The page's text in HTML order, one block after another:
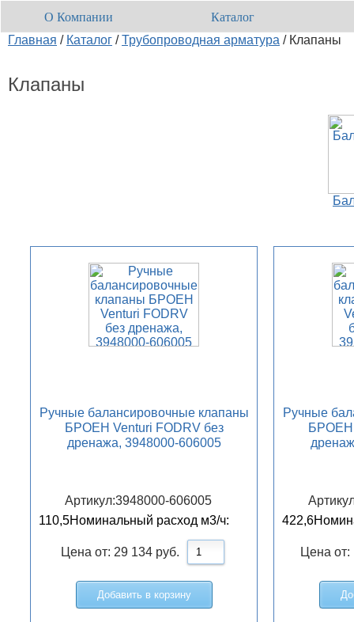
О Компании
Каталог
Главная / Каталог /Трубопроводная арматура / Клапаны
Клапаны
Ручные балансировочные клапаны
БРОЕН Venturi FODRV без
дренажа, 3948000-606005
Артикул:3948000-606005
Номинальный расход м3/ч:
110,5
Цена от: 29 134 руб.
Добавить в корзину
Ручные
БРОЕН
422,6
Цена от: